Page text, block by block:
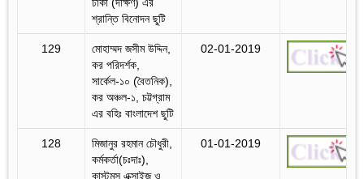
শ্রান্তি বিনোদন ছুটি
129
মোহাম্মদ জসীম উদ্দিন,
কর পরিদর্শক,
সার্কেল-১০ (বৈতনিক),
কর অঞ্চল-১, চট্টগ্রাম
এর বহিঃ বাংলাদেশ ছুটি
02-01-2019
128
মিজানুর রহমান চৌধুরী,
কর্মকর্তা(চঃদাঃ),
কাস্টমস এক্সাইজ ও
01-01-2019